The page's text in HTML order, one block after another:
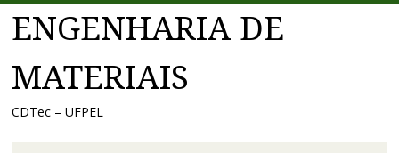
ENGENHARIA DE
MATERIAIS
CDTec – UFPEL